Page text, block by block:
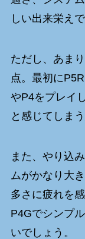
しい出来栄えで
ただし、あま
点。最初に
やP4をプレイ
と感じてしま
また、やり込
ムがかなり大
多さに疲れを
P4Gでシンプ
いでしょう。